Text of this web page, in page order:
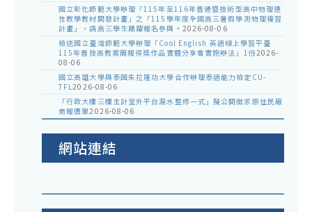
國立彰化師範大學辦理「115年至116年普通暨技術型高中物理適
性教學教材開發計畫」之「115學年度全國高三暑假學測物理複習
計畫」，請高三學生踴躍報名參與。 2026-08-06
檢送國立臺灣師範大學辦理「Cool English 英語線上學習平臺
115年普技高教案簡報得獎作品實體分享會實施辦法」1份2026-
08-06
國立高雄大學與泰國朱拉隆功大學合作辦理泰語能力檢定CU-
TFL2026-08-06
「行政大樓三樓主計室外平台漏水整修一式」擬公開徵求原住民廠
商報價單2026-08-06
網站連結